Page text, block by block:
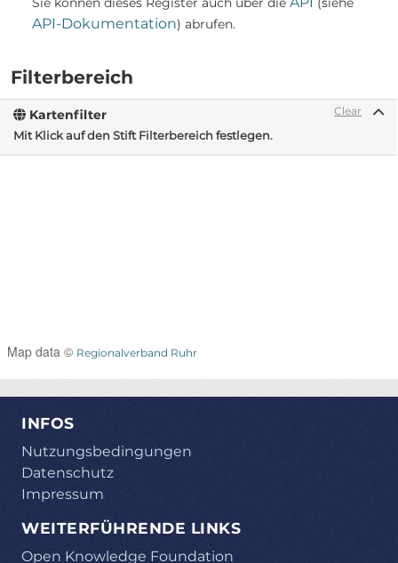
Filterbereich
Clear
Kartenfilter
Mit Klick auf den Stift Filterbereich festlegen.
Map data © Regionalverband Ruhr
API-Dokumentation) abrufen.
INFOS
Nutzungsbedingungen
Datenschutz
Impressum
WEITERFÜHRENDE LINKS
Open Knowledge Foundation